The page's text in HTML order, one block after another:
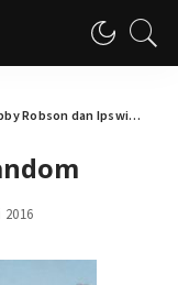
Robson dan Ipswich Town
2016